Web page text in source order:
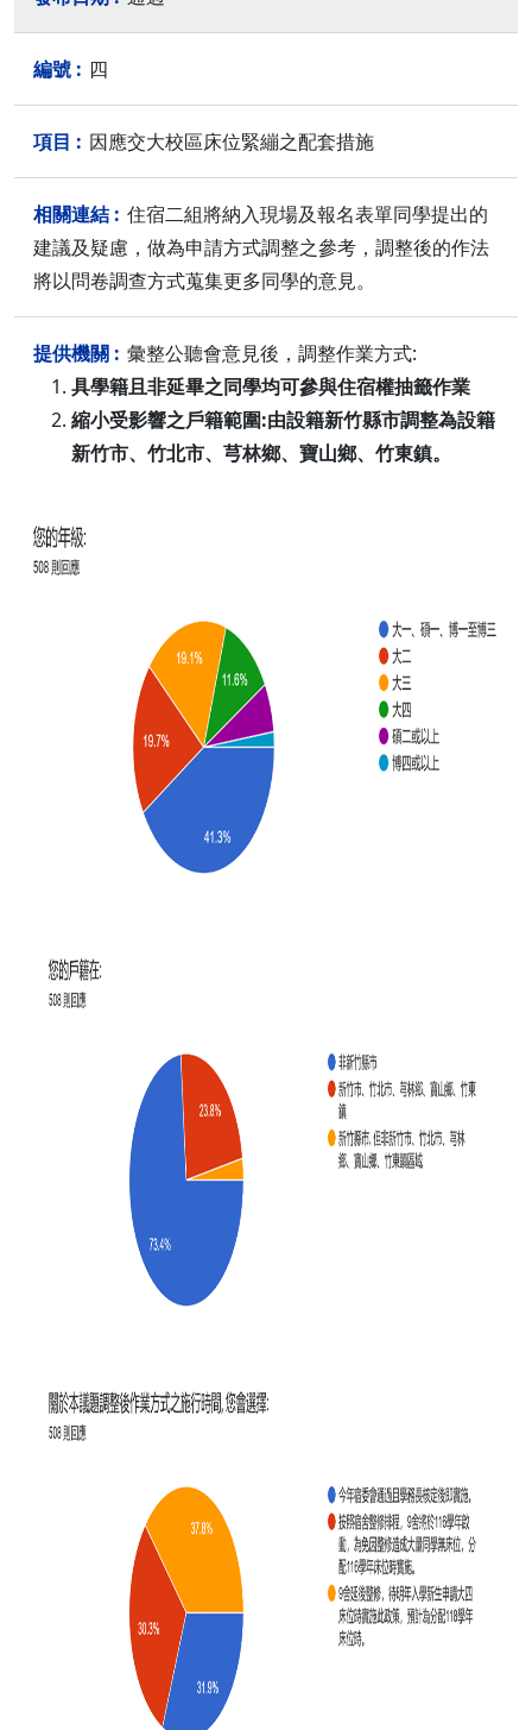
四
因應交大校區床位緊繃之配套措施
住宿二組將納入現場及報名表單同學提出的
建議及疑慮，做為申請方式調整之參考，調整後的作法
將以問卷調查方式蒐集更多同學的意見。
彙整公聽會意見後，調整作業方式:
具學籍且非延畢之同學均可參與住宿權抽籤作業
縮小受影響之戶籍範圍:由設籍新竹縣市調整為設籍
新竹市、竹北市、芎林鄉、寶山鄉、竹東鎮。